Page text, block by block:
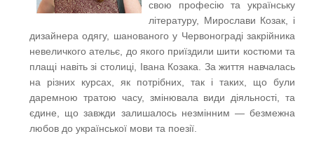
свою професію та українську
літературу, Мирослави Козак, і
дизайнера одягу, шанованого у Червонограді закрійника
невеличкого ательє, до якого приїздили шити костюми та
плащі навіть зі столиці, Івана Козака. За життя навчалась
на різних курсах, як потрібних, так і таких, що були
даремною тратою часу, змінювала види діяльності, та
єдине, що завжди залишалось незмінним — безмежна
любов до української мови та поезії.